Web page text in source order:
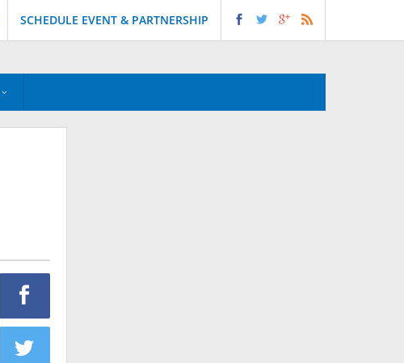
SCHEDULE EVENT & PARTNERSHIP